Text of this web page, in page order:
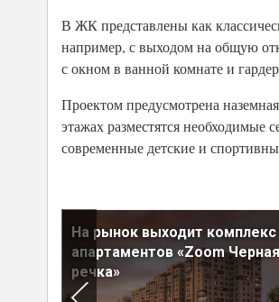
В ЖК представлены как
например, с выходом на общую
с окном в ванной комнате и
Проектом предусмотрена
этажах разместятся
современные детские и
На рынок выходит комплекс
апартаментов «Zoom Черная
речка»